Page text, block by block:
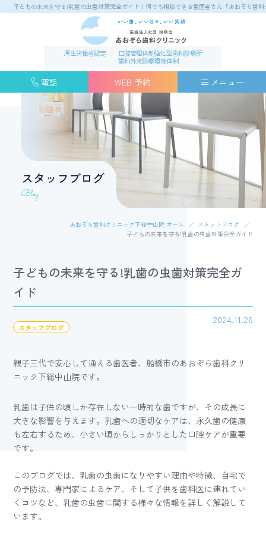
子どもの未来を守る!乳歯の虫歯対策完全ガイド｜何でも相談できる歯医者さん「あおぞら歯
厚生労働省認定
口腔管理体制強化型歯科診療所
歯科外来診療環境体制
電話 WEB 予約 メニュー
スタッフブログ
Blog
あおぞら歯科クリニック下総中山院 ホーム
スタッフブログ
子どもの未来を守る!乳歯の虫歯対策完全ガイド
子どもの未来を守る!乳歯の虫歯対策完全ガ
イド
スタッフブログ
2024.11.26
親子三代で安心して通える歯医者、船橋市のあおぞら歯科クリ
ニック下総中山院です。
乳歯は子供の頃しか存在しない一時的な歯ですが、その成長に
大きな影響を与えます。乳歯への適切なケアは、永久歯の健康
も左右するため、小さい頃からしっかりとした口腔ケアが重要
です。
このブログでは、乳歯の虫歯になりやすい理由や特徴、自宅で
の予防法、専門家によるケア、そして子供を歯科医に連れてい
くコツなど、乳歯の虫歯に関する様々な情報を詳しく解説して
います。